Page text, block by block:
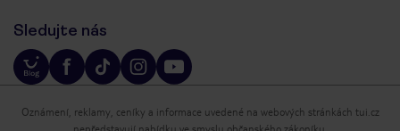
Sledujte nás
Oznámení, reklamy, ceníky a informace uvedené na webových stránkách tui.cz